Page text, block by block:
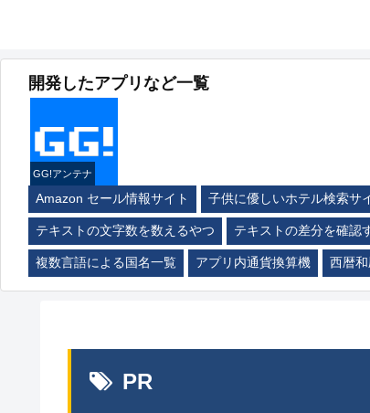
開発したアプリなど一覧
GG!アンテナ
Amazon セール情報サイト 子供に優しいホテル検索サ
テキストの文字数を数えるやつ テキストの差分を確認
複数言語による国名一覧 アプリ内通貨換算機 西暦
PR